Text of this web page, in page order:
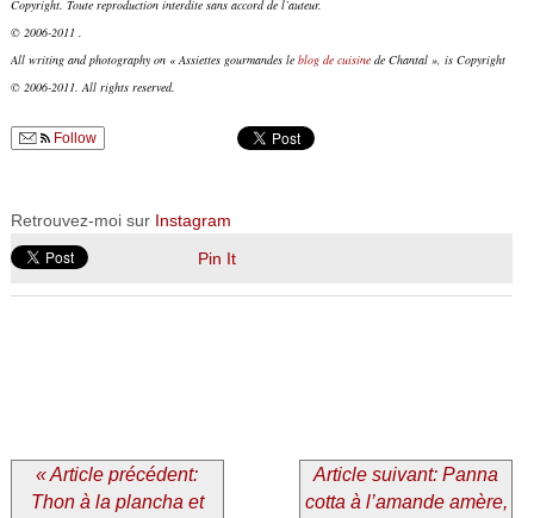
Copyright. Toute reproduction interdite sans accord de l’auteur.
© 2006-2011 .
All writing and photography on « Assiettes gourmandes le blog de cuisinede Chantal », is Copyright
© 2006-2011. All rights reserved.
Follow
Retrouvez-moi sur Instagram
Pin It
« Article précédent:
Thon à la plancha et
Article suivant: Panna
cotta à l’amande amère,